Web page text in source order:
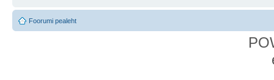
Foorumi pealeht